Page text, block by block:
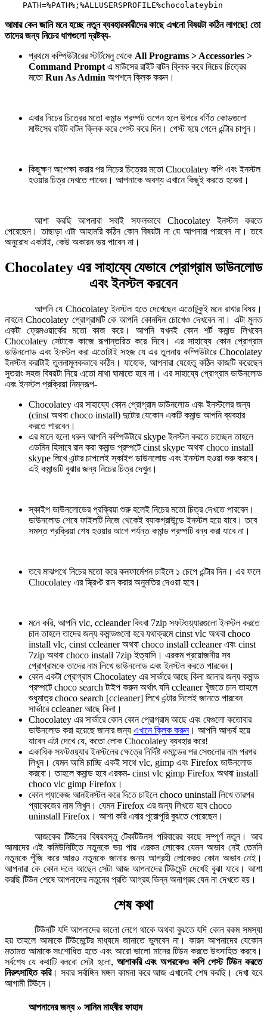
PATH=%PATH%;%ALLUSERSPROFILE%chocolateybin
আমার কেন জানি মনে হচ্ছে নতুন ব্যবহারকারীদের কাছে এখনো বিষয়টা কঠিন লাগছে! তো
তাদের জন্য নিচের ধাপগুলো দ্রষ্টব্য-
প্রথমে কম্পিউটারের স্টার্টমেনু থেকে All Programs > Accessories >
Command Prompt এ মাউসের রাইট বাটন ক্লিক করে নিচের চিত্রের
মতো Run As Admin অপশনে ক্লিক করুন।
এবার নিচের চিত্রের মতো কমান্ড প্রম্পট ওপেন হলে উপরে বর্ণিত কোডগুলো
মাউসের রাইট বাটন ক্লিক করে পেস্ট করে দিন। পেস্ট হয়ে গেলে এন্টার চাপুন।
কিছুক্ষণ অপেক্ষা করার পর নিচের চিত্রের মতো Chocolatey কপি এবং ইনস্টল
হওয়ার চিত্র দেখতে পাবেন। আপনাকে অবশ্য এখানে কিছুই করতে হবেনা।
আশা করছি আপনারা সবাই সফলভাবে Chocolatey ইনস্টল করতে
পেরেছেন। তাছাড়া এটা আহামরি কঠিন কোন বিষয়টা না যে আপনারা পারবেন না। তবে
অনুরোধ একটাই, কেউ অকারন ভয় পাবেন না।
Chocolatey এর সাহায্যে যেভাবে প্রোগ্রাম ডাউনলোড
এবং ইনস্টল করবেন
আপনি যে Chocolatey ইনস্টল হতে দেখেছেন এতোটুকুই মনে রাখার বিষয়।
নাহলে Chocolatey প্রোগ্রামটি কে আপনি কোনদিন চোখেও দেখবেন না। এটা মুলত
একটা ফ্রেমওয়ার্কের মতো কাজ করে। আপনি যখনই কোন শর্ট কমান্ড লিখবেন
Chocolatey সেটাকে কাজে রূপান্তরিত করে দিবে। এর সাহায্যে কোন প্রোগ্রাম
ডাউনলোড এবং ইনস্টল করা এতোটাই সহজ যে এর তুলনায় কম্পিউটারে Chocolatey
ইনস্টল করাটাই তুলনামূলকভাবে কঠিন। যাহোক, আপনারা যেহেতু কঠিন কাজটি করেছেন
সুতরাং সহজ বিষয়টা নিয়ে এতো মাথা ঘামাতে হবে না। এর সাহায্যে প্রোগ্রাম ডাউনলোড
এবং ইনস্টল প্রক্রিয়া নিম্নরূপ-
Chocolatey এর সাহায্যে কোন প্রোগ্রাম ডাউনলোড এবং ইনস্টলের জন্য
(cinst অথবা choco install) দুটোর যেকোন একটি কমান্ড আপনি ব্যবহার
করতে পারবেন।
এর মানে হলো ধরুন আপনি কম্পিউটারে skype ইনস্টল করতে চাচ্ছেন তাহলে
এডমিন হিসাবে রান করা কমান্ড প্রম্পটে cinst skype অথবা choco install
skype লিখে এন্টার চাপলেই স্কাইপ ডাউনলোড এবং ইনস্টল হওয়া শুরু করবে।
এই কমান্ডটি বুঝার জন্য নিচের চিত্র দেখুন।
স্কাইপ ডাউনলোডের প্রক্রিয়া শুরু হলেই নিচের মতো চিত্র দেখতে পারবেন।
ডাউনলোড শেষে ফাইলটি নিজে থেকেই ব্যাকগ্রাউন্ডে ইনস্টল হয়ে যাবে। তবে
সমস্ত প্রক্রিয়া শেষ হওয়ার আগে পর্যন্ত কমান্ড প্রম্পটি বন্ধ করা যাবে না।
তবে মাঝপথে নিচের মতো করে কনফার্মেশন চাইলে ১ চেপে এন্টার দিন। এর ফলে
Chocolatey এর স্ক্রিপ্ট রান করার অনুমতির দেওয়া হবে।
মনে করি, আপনি vlc, ccleander কিংবা 7zip সফটওয়্যারগুলো ইনস্টল করতে
চান তাহলে তাদের জন্য কমান্ডগুলো হবে যথাক্রমে cinst vlc অথবা choco
install vlc, cinst ccleaner অথবা choco install ccleaner এবং cinst
7zip অথবা choco install 7zip ইত্যাদি। এরকম প্রয়োজনীয় সব
প্রোগ্রামকে তাদের নাম লিখে ডাউনলোড এবং ইনস্টল করতে পারবেন।
কোন একটা প্রোগ্রাম Chocolatey এর সার্ভারে আছে কিনা জানার জন্য কমান্ড
প্রম্পটে choco search টাইপ করুন অর্থাৎ যদি ccleaner খুঁজতে চান তাহলে
শুধুমাত্র choco search [ccleaner] লিখে এন্টার দিলেই জানতে পারবেন
সার্ভারে ccleaner আছে কিনা।
Chocolatey এর সার্ভারে কোন কোন প্রোগ্রাম আছে এবং যেগুলো কতোবার
ডাউনলোড করা হয়েছে জানার জন্য এখানে ক্লিক করুন। আপনি আশ্চর্য হয়ে
যাবেন এটা দেখে যে, কতো লোক Chocolatey ব্যবহার করে!
একাধিক সফটওয়্যার ইনস্টলের ক্ষেত্রে নির্দিষ্ট কমান্ডের পর সেগুলোর নাম পরপর
লিখুন। যেমন আমি চাচ্ছি একই সাথে vlc, gimp এবং Firefox ডাউনলোড
করবো। তাহলে কমান্ড হবে এরকম- cinst vlc gimp Firefox অথবা install
choco vlc gimp Firefox।
কোন প্যাকেজ আনইনস্টল করে দিতে চাইলে choco uninstall লিখে তারপর
প্যাকেজের নাম লিখুন। যেমন Firefox এর জন্য লিখতে হবে choco
uninstall Firefox। আশা করি এবার পুরোপুরি বুঝতে পেরেছেন।
আজকের টিউনের বিষয়বস্তু টেকটিউনস পরিবারের কাছে সম্পূর্ণ নতুন। আর
আমাদের এই কমিউনিটিতে নতুনকে ভয় পায় এরকম লোকের যেমন অভাব নেই তেমনি
নতুনকে পুঁজি করে আরও নতুনকে জানার জন্য আগ্রহী লোকেরও কোন অভাব নেই।
আপনারা কে কোন দলে আছেন সেটা আজ আপনাদের টিউমেন্ট দেখেই বুঝা যাবে। আশা
করছি টিউন শেষে আপনাদের নতুনের প্রতি আগ্রহ ভিন্ন অনাগ্রহ যেন না দেখতে হয়।
শেষ কথা
টিউনটি যদি আপনাদের ভালো লেগে থাকে অথবা বুঝতে যদি কোন রকম সমস্যা
হয় তাহলে আমাকে টিউমেন্টের মাধ্যমে জানাতে ভুলবেন না। কারন আপনাদের যেকোন
মতামত আমাকে সংশোধিত হতে এবং আরো ভালো মানের টিউন করতে উৎসাহিত করবে।
সর্বশেষ যে কথাটি বলবো সেটা হলো, আশাকরি এবং অপরকেও কপি পেস্ট টিউন করতে
নিরুৎসাহিত করি। সবার সর্বাঙ্গিন মঙ্গল কামনা করে আজ এখানেই শেষ করছি। দেখা হবে
আগামী টিউনে।
আপনাদের জন্য » সানিম মাহবীর ফাহাদ